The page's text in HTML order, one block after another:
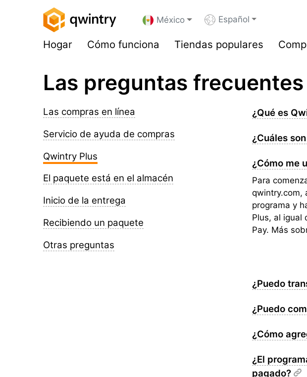
México Español
Hogar Cómo funciona Tiendas populares
Las preguntas frecuentes
Las compras en línea
Servicio de ayuda de compras
Qwintry Plus
El paquete está en el almacén
Inicio de la entrega
Recibiendo un paquete
Otras preguntas
¿Qué es
¿Cuáles
¿Cómo me
Para
qwintry.com,
programa y
Plus, al igual
Pay. Más
¿Puedo
¿Puedo
¿Cómo
¿El
pagado?